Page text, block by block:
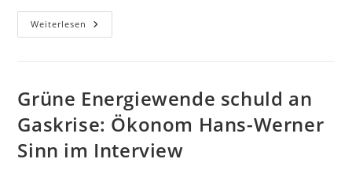
Weiterlesen Unsere
Landschaft
Nächsten
Jahren
Stark
Verändern
Grüne Energiewende schuld an
Gaskrise: Ökonom Hans-Werner
Sinn im Interview